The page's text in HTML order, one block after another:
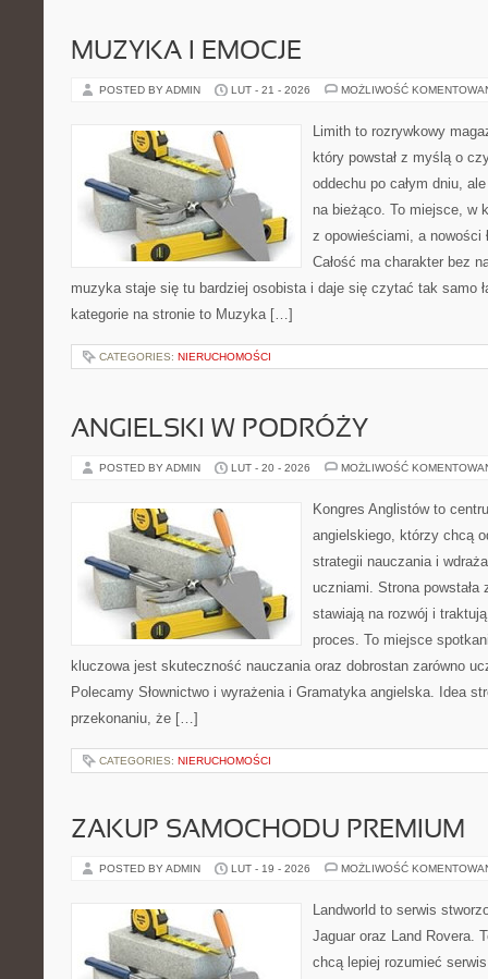
MUZYKA I EMOCJE
POSTED BY ADMIN LUT - 21 - 2026 MOŻLIWOŚĆ
Limith to rozrywkowy
który powstał z myślą o
oddechu po całym dniu,
na bieżąco. To miejsce, w
z opowieściami, a nowości
Całość ma charakter bez
muzyka staje się tu bardziej osobista i daje się czytać tak samo
kategorie na stronie to Muzyka […]
CATEGORIES: NIERUCHOMOŚCI
ANGIELSKI W PODRÓŻY
POSTED BY ADMIN LUT - 20 - 2026 MOŻLIWOŚĆ
Kongres Anglistów to
angielskiego, którzy chcą
strategii nauczania i
uczniami. Strona
stawiają na rozwój i
proces. To miejsce
kluczowa jest skuteczność nauczania oraz dobrostan zarówno
Polecamy Słownictwo i wyrażenia i Gramatyka angielska. Idea
przekonaniu, że […]
CATEGORIES: NIERUCHOMOŚCI
ZAKUP SAMOCHODU PREMIUM
POSTED BY ADMIN LUT - 19 - 2026 MOŻLIWOŚĆ
Landworld to serwis
Jaguar oraz Land Rovera.
chcą lepiej rozumieć